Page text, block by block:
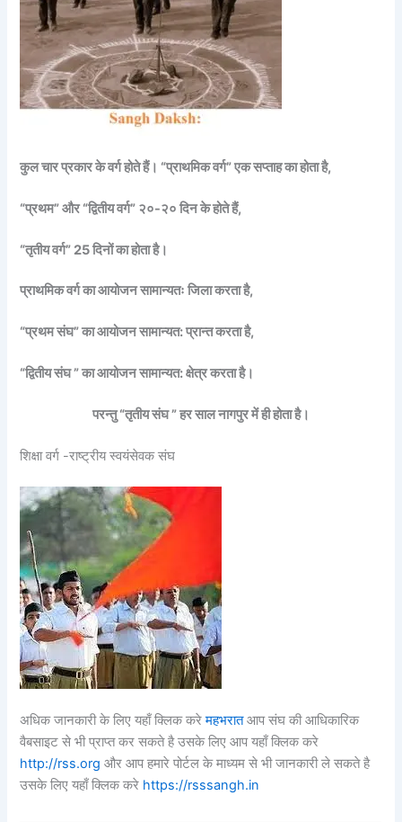
कुल चार प्रकार के वर्ग होते हैं। “प्राथमिक वर्ग” एक सप्ताह का होता है,
“प्रथम” और “द्वितीय वर्ग” २०-२० दिन के होते हैं,
“तृतीय वर्ग” 25 दिनों का होता है।
प्राथमिक वर्ग का आयोजन सामान्यतः जिला करता है,
“प्रथम संघ” का आयोजन सामान्यत: प्रान्त करता है,
“द्वितीय संघ ” का आयोजन सामान्यत: क्षेत्र करता है।
परन्तु “तृतीय संघ ” हर साल नागपुर में ही होता है।
शिक्षा वर्ग -राष्ट्रीय स्वयंसेवक संघ
अधिक जानकारी के लिए यहाँ क्लिक करेमहभरातआप संघ की आधिकारिक
वैबसाइट से भी प्राप्त कर सकते है उसके लिए आप यहाँ क्लिक करे
http://rss.org और आप हमारे पोर्टल के माध्यम से भी जानकारी ले सकते है
उसके लिए यहाँ क्लिक करे https://rsssangh.in